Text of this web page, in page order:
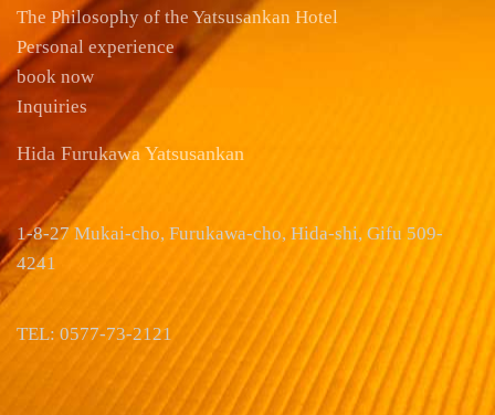
The Philosophy of the Yatsusankan Hotel
Personal experience
book now
Inquiries
Hida Furukawa Yatsusankan
1-8-27 Mukai-cho, Furukawa-cho, Hida-shi, Gifu 509-
4241
TEL: 0577-73-2121